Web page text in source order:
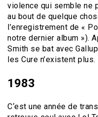
violence qui semble ne
au bout de quelque
l’enregistrement de «
notre dernier album »).
Smith se bat avec
les Cure n’existent plus.
1983
C‘est une année de